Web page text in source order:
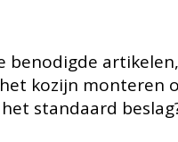
benodigde artikelen,
kozijn monteren
standaard